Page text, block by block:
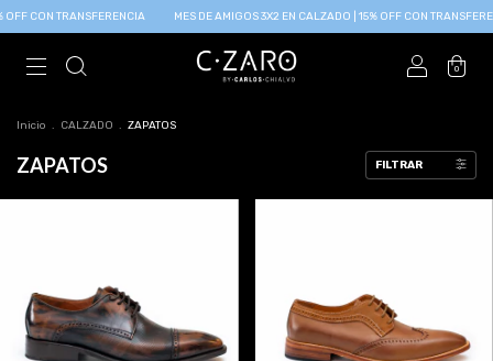
TRANSFERENCIA MES DE AMIGOS 3X2 EN CALZADO | 15% OFF CON TRANSFERENCIA
0
Inicio . CALZADO . ZAPATOS
ZAPATOS FILTRAR